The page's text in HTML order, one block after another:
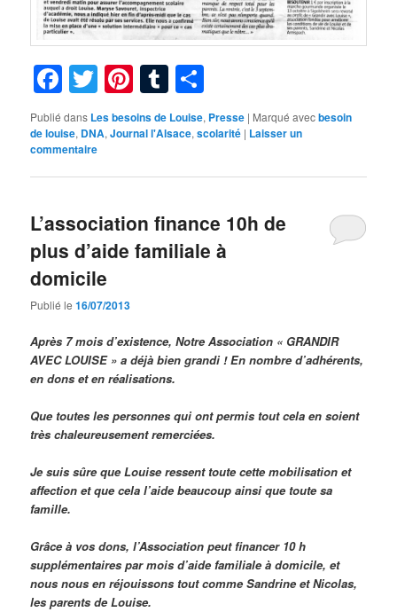
Facebook
Twitter
Pinterest
Tumblr
Publié dans Les besoins de Louise, Presse | Marqué avecbesoin
de louise, DNA,Journal l'Alsace,scolarité | Laisser un
commentaire
L’association finance 10h de
plus d’aide familiale à
domicile
Publié le16/07/2013
Après 7 mois d’existence, Notre Association « GRANDIR
AVEC LOUISE » a déjà bien grandi ! En nombre d’adhérents,
en dons et en réalisations.
Que toutes les personnes qui ont permis tout cela en soient
très chaleureusement remerciées.
Je suis sûre que Louise ressent toute cette mobilisation et
affection et que cela l’aide beaucoup ainsi que toute sa
famille.
Grâce à vos dons, l’Association peut financer 10 h
supplémentaires par mois d’aide familiale à domicile, et
nous nous en réjouissons tout comme Sandrine et Nicolas,
les parents de Louise.